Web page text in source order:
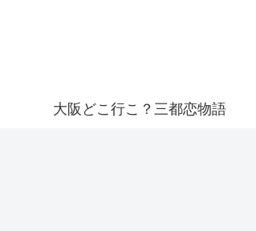
大阪どこ行こ？三都恋物語